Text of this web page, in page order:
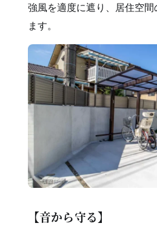
強風を適度に遮り、居住空
ます。
【音から守る】